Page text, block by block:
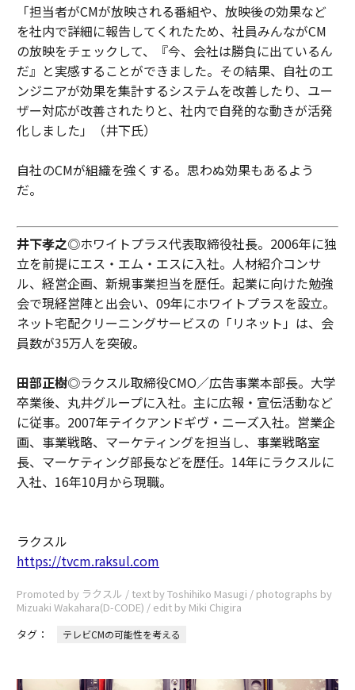
「担当者がCMが放映される番組や、放映後の効果など
を社内で詳細に報告してくれたため、社員みんながCM
の放映をチェックして、『今、会社は勝負に出ているん
だ』と実感することができました。その結果、自社のエ
ンジニアが効果を集計するシステムを改善したり、ユー
ザー対応が改善されたりと、社内で自発的な動きが活発
化しました」（井下氏）
自社のCMが組織を強くする。思わぬ効果もあるよう
だ。
井下孝之◎ホワイトプラス代表取締役社長。2006年に独
立を前提にエス・エム・エスに入社。人材紹介コンサ
ル、経営企画、新規事業担当を歴任。起業に向けた勉強
会で現経営陣と出会い、09年にホワイトプラスを設立。
ネット宅配クリーニングサービスの「リネット」は、会
員数が35万人を突破。
田部正樹◎ラクスル取締役CMO／広告事業本部長。大学
卒業後、丸井グループに入社。主に広報・宣伝活動など
に従事。2007年テイクアンドギヴ・ニーズ入社。営業企
画、事業戦略、マーケティングを担当し、事業戦略室
長、マーケティング部長などを歴任。14年にラクスルに
入社、16年10月から現職。
ラクスル
https://tvcm.raksul.com
Promoted by ラクスル / text by Toshihiko Masugi / photographs by
Mizuaki Wakahara(D-CODE) / edit by Miki Chigira
タグ：
テレビCMの可能性を考える